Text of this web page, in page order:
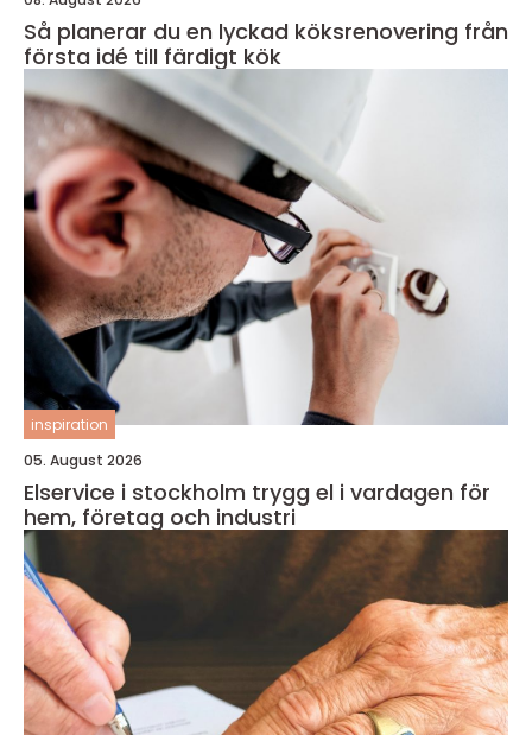
Så planerar du en lyckad köksrenovering från
första idé till färdigt kök
inspiration
05. August 2026
Elservice i stockholm trygg el i vardagen för
hem, företag och industri